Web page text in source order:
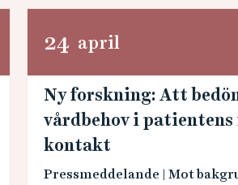
24 april
Ny forskning: Att
vårdbehov i
kontakt
Pressmeddelande | Mot